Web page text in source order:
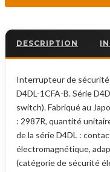
DESCRIPTION
Interrupteur de
D4DL-1CFA-B. Série
switch). Fabriqué au
: 2987R, quantité
de la série D4DL :
électromagnétique,
(catégorie de sécurité